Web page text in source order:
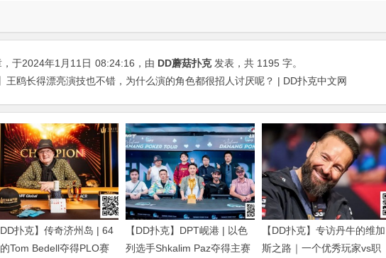
于2024年1月11日 08:24:16 ，由 DD蘑菇扑克发表，共 1195 字。
王鸥长得漂亮演技也不错，为什么演的角色都很招人讨厌呢？ | DD扑克中文网
DD扑克】传奇济州岛 | 64
Tom Bedell夺得PLO赛
【DD扑克】DPT岘港 | 以色
列选手Shkalim Paz夺得主赛
【DD扑克】专访丹牛的维加
斯之路｜一个优秀玩家vs职